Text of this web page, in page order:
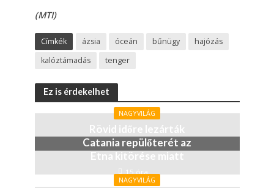
(MTI)
Címkék ázsia óceán bűnügy
hajózás
kalóztámadás
tenger
Ez is érdekelhet
NAGYVILÁG
Rövid időre lezárták
Catania repülőterét az
Etna kitörése miatt
15 óra
NAGYVILÁG